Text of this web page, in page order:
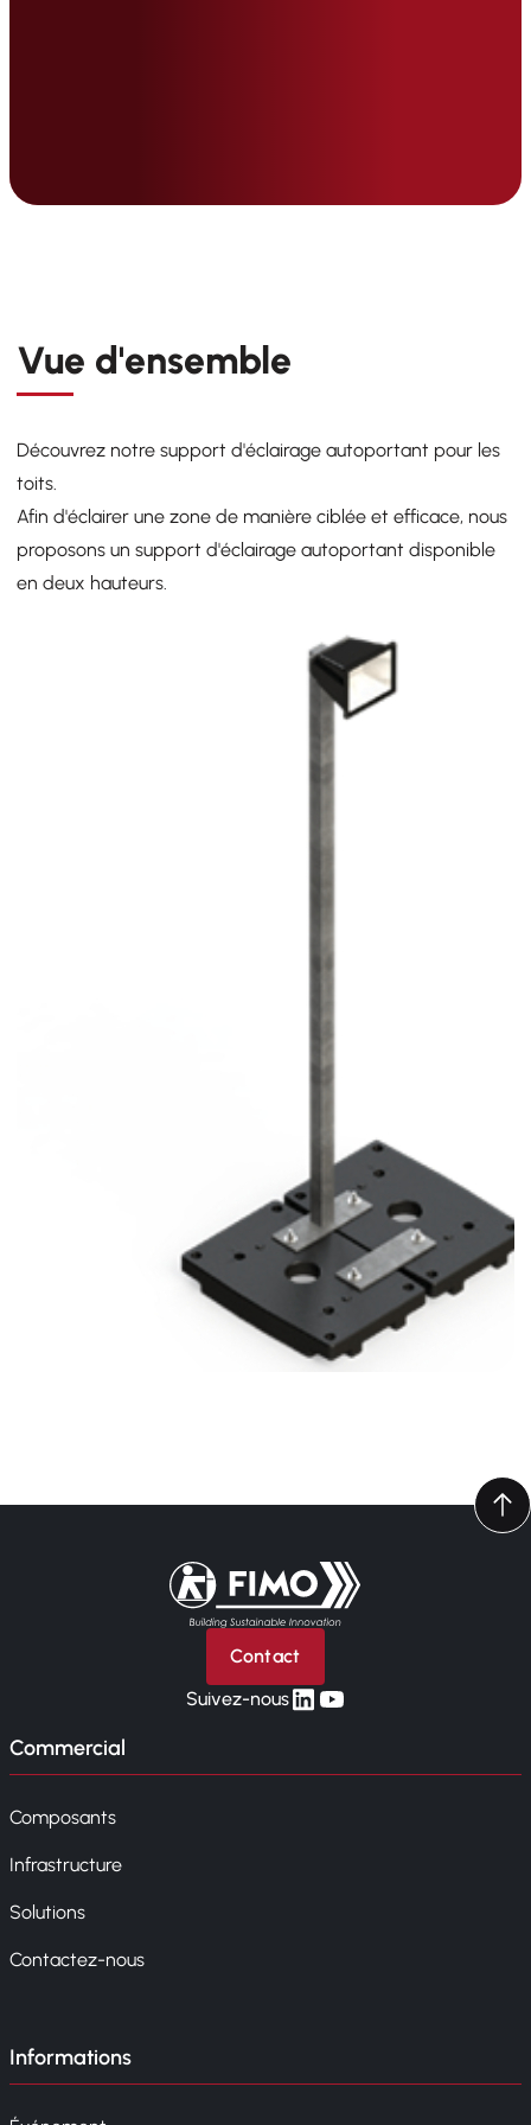
Vue d'ensemble
Découvrez notre support d'éclairage autoportant pour les
toits.
Afin d'éclairer une zone de manière ciblée et efficace, nous
proposons un support d'éclairage autoportant disponible
en deux hauteurs.
Retour à l'accueil
Contact
Suivez-nouslinkedin
yt
Commercial
Composants
Infrastructure
Solutions
Contactez-nous
Informations